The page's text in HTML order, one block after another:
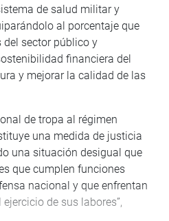
de salud militar y
al porcentaje que
del sector público y
financiera del
y mejorar la calidad de las
de tropa al régimen
una medida de justicia
una situación desigual que
que cumplen funciones
nacional y que enfrentan
de sus labores”,